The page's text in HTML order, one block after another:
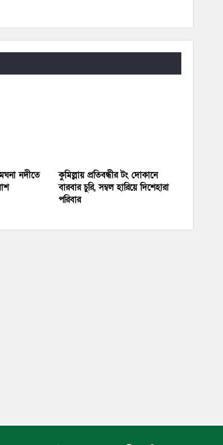
নদীতে
কুমিল্লায় প্রতিবন্ধীর টং দোকানে
বারবার চুরি, সম্বল হারিয়ে দিশেহারা
পরিবার